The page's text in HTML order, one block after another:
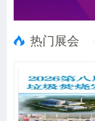
热门展会